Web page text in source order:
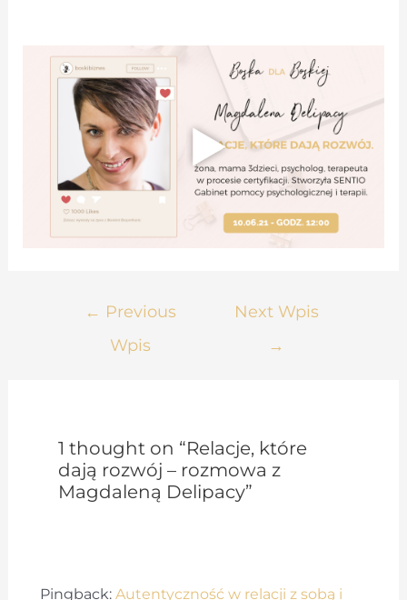
Nawigacja
← Previous
Wpis
Next Wpis
→
1 thought on “Relacje, które
dają rozwój – rozmowa z
Magdaleną Delipacy”
Pingback: Autentyczność w relacji z sobą i